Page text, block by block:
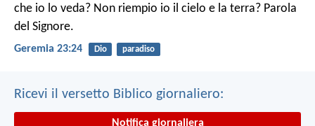
che io lo veda? Non riempio io il cielo e la terra? Parola
del Signore.
Geremia 23:24 Dio paradiso
Ricevi il versetto Biblico giornaliero:
Notifica giornaliera